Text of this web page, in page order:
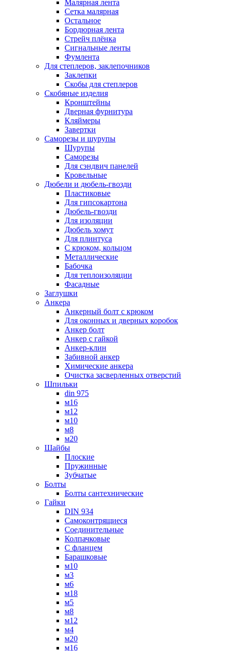
Малярная лента
Сетка малярная
Остальное
Бордюрная лента
Стрейч плёнка
Сигнальные ленты
Фумлента
Для степлеров, заклепочников
Заклепки
Скобы для степлеров
Скобяные изделия
Кронштейны
Дверная фурнитура
Кляймеры
Завертки
Саморезы и шурупы
Шурупы
Саморезы
Для сэндвич панелей
Кровельные
Дюбели и дюбель-гвозди
Пластиковые
Для гипсокартона
Дюбель-гвозди
Для изоляции
Дюбель хомут
Для плинтуса
С крюком, кольцом
Металлические
Бабочка
Для теплоизоляции
Фасадные
Заглушки
Анкера
Анкерный болт с крюком
Для оконных и дверных коробок
Анкер болт
Анкер с гайкой
Анкер-клин
Забивной анкер
Химические анкера
Очистка засверленных отверстий
Шпильки
din 975
м16
м12
м10
м8
м20
Шайбы
Плоские
Пружинные
Зубчатые
Болты
Болты сантехнические
Гайки
DIN 934
Самоконтрящиеся
Соединительные
Колпачковые
С фланцем
Барашковые
м10
м3
м6
м18
м5
м8
м12
м4
м20
м16